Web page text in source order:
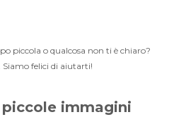
piccola o qualcosa non ti è chiaro?
felici di aiutarti!
immagini